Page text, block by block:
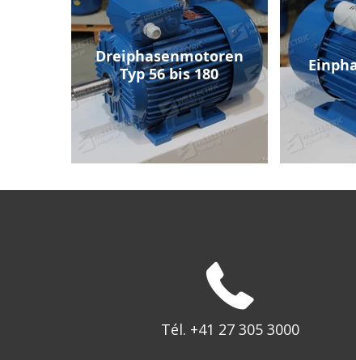
Dreiphasenmotoren
Typ 56 bis 180
Tél. +41 27 305 3000